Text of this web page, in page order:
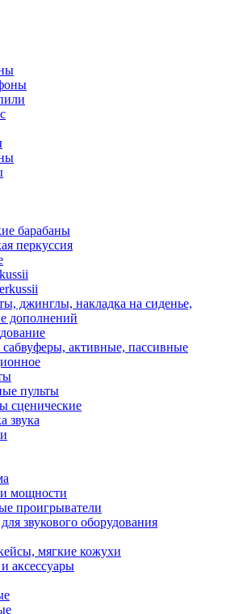
барабаны
перкуссия
джинглы, накладка на сиденье,
дополнений
активные, пассивные
пульты
сценические
звука
мощности
проигрыватели
звукового оборудования
мягкие кожухи
аксессуары